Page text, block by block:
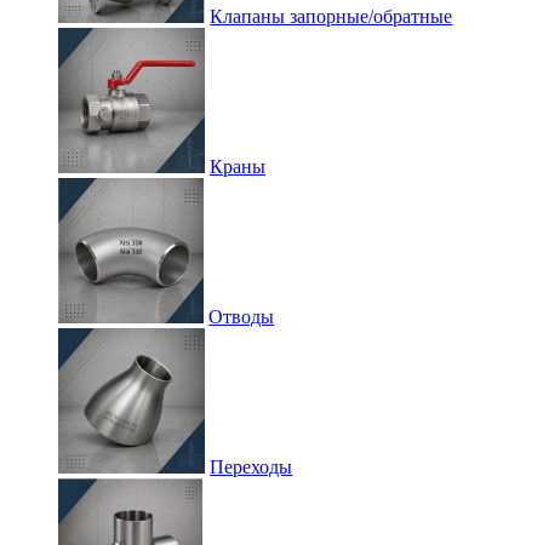
Клапаны запорные/обратные
Краны
Отводы
Переходы